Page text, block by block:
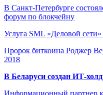
В Санкт-Петербурге
форум по блокчейну
Услуга SML «Деловой
Пророк биткоина Роджер
2018
В Беларуси создан ИТ-